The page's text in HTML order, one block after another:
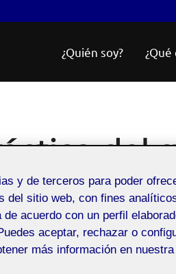
¿Quién soy? ¿Qué
del
y de terceros para poder
del sitio web, con fines
de acuerdo con un perfil
aceptar, rechazar o
más información en nuestra